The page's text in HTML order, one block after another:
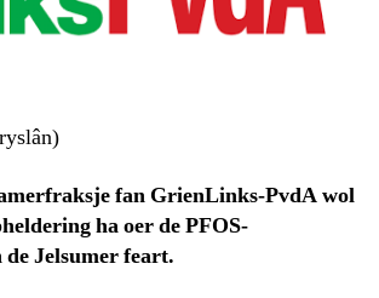
fan GrienLinks-PvdA wol
ha oer de PFOS-
Jelsumer feart.